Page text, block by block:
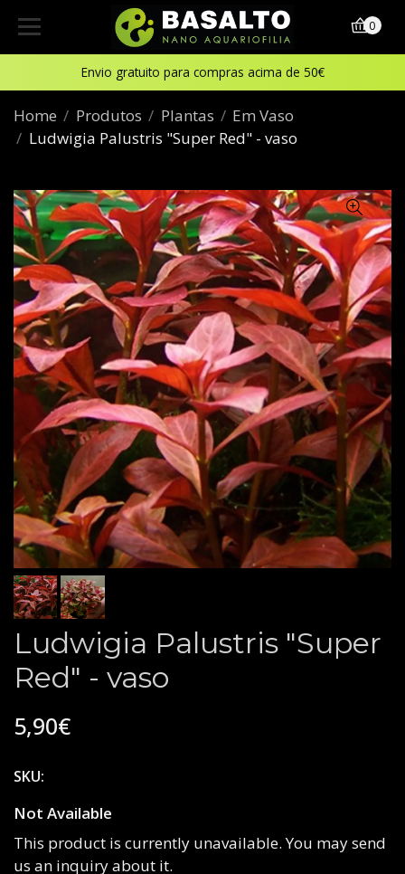
Envio gratuito para compras acima de 50€
0
Home Produtos Plantas
Em Vaso
Ludwigia Palustris "Super Red" - vaso
Ludwigia Palustris "Super
Red" - vaso
5,90€
SKU:
Not Available
This product is currently unavailable. You may send
us an inquiry about it.